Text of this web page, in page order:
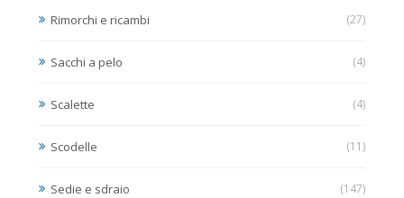
Rimorchi e ricambi (27)
Sacchi a pelo (4)
Scalette (4)
Scodelle (11)
Sedie e sdraio (147)